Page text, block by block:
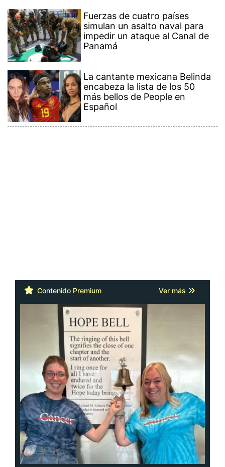
Fuerzas de cuatro países
simulan un asalto naval para
impedir un ataque al Canal de
Panamá
La cantante mexicana Belinda
encabeza la lista de los 50
más bellos de People en
Español
Contenido Premium Ver más